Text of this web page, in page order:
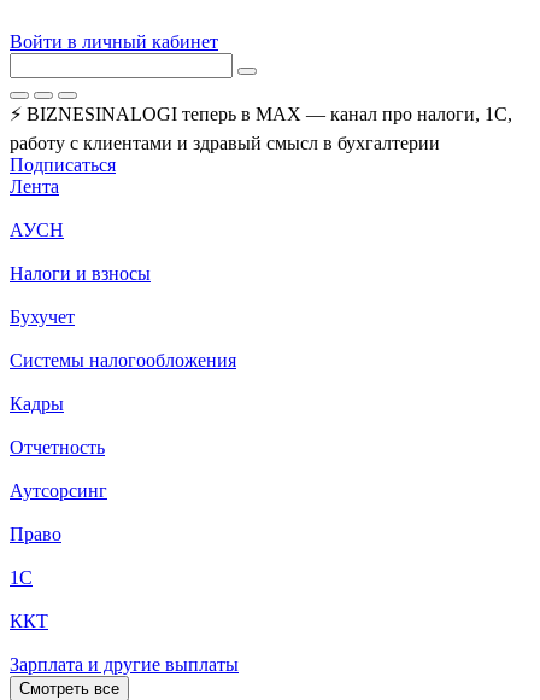
Войти в личный кабинет
⚡ BIZNESINALOGI теперь в MAX — канал про налоги, 1С,
работу с клиентами и здравый смысл в бухгалтерии
Подписаться
Лента
АУСН
Налоги и взносы
Бухучет
Системы налогообложения
Кадры
Отчетность
Аутсорсинг
Право
1С
ККТ
Зарплата и другие выплаты
Смотреть все